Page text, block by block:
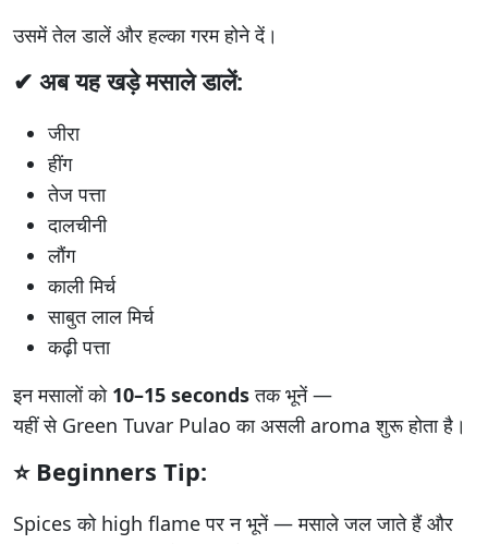
उसमें तेल डालें और हल्का गरम होने दें।
✔ अब यह खड़े मसाले डालें:
जीरा
हींग
तेज पत्ता
दालचीनी
लौंग
काली मिर्च
साबुत लाल मिर्च
कढ़ी पत्ता
इन मसालों को 10–15 secondsतक भूनें —
यहीं से Green Tuvar Pulao का असली aroma शुरू होता है।
⭐ Beginners Tip:
Spices को high flame पर न भूनें — मसाले जल जाते हैं और